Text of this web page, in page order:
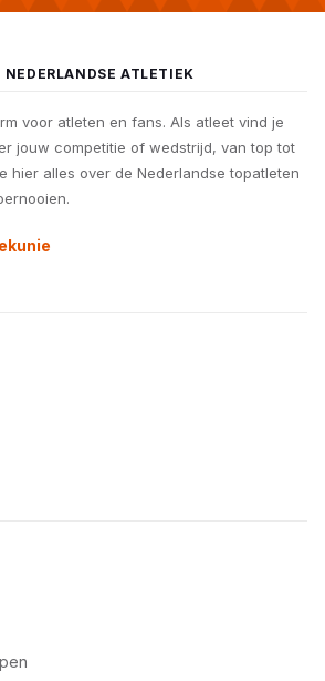
ATLETIEK
voor atleten en fans. Als atleet vind je
jouw competitie of wedstrijd, van top tot
hier alles over de Nederlandse topatleten